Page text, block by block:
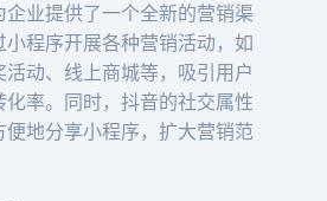
业提供了一个全新的营销渠
程序开展各种营销活动，如
动、线上商城等，吸引用户
率。同时，抖音的社交属性
地分享小程序，扩大营销范